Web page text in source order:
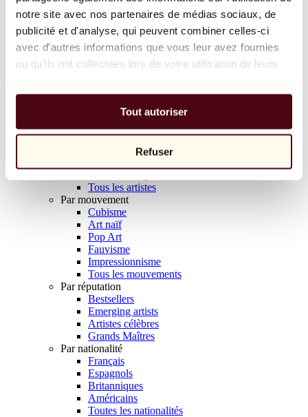
notre site avec nos partenaires de médias sociaux, de
publicité et d'analyse, qui peuvent combiner celles-ci
avec d'autres informations que vous leur avez fournies
ou qu'ils ont collectées lors de votre utilisation de leurs
Tout autoriser
Refuser
Balloon Dog (Orange)
Jeff Koons
10 000 €
Parcourir
Tous les sculpteurs
Tous les photographes
Tous les artistes
Par mouvement
Cubisme
Art naïf
Pop Art
Fauvisme
Impressionnisme
Tous les mouvements
Par réputation
Bestsellers
Emerging artists
Artistes célèbres
Grands Maîtres
Par nationalité
Français
Espagnols
Britanniques
Américains
Toutes les nationalités